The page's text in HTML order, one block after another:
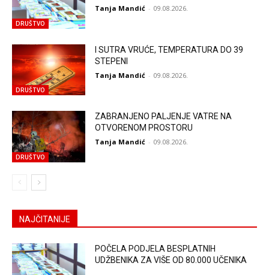
DRUŠTVO
Tanja Mandić - 09.08.2026.
DRUŠTVO
I SUTRA VRUĆE, TEMPERATURA DO 39
STEPENI
Tanja Mandić - 09.08.2026.
DRUŠTVO
ZABRANJENO PALJENJE VATRE NA
OTVORENOM PROSTORU
Tanja Mandić - 09.08.2026.
NAJČITANIJE
POČELA PODJELA BESPLATNIH
UDŽBENIKA ZA VIŠE OD 80.000 UČENIKA